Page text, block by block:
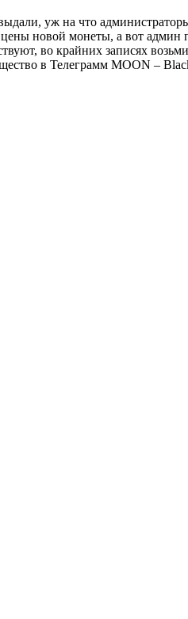
уж на что
новой монеты, а вот админ
во крайних записях
в Телеграмм MOON –